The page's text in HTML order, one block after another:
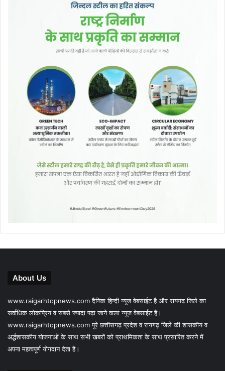
About Us
www.raigarhtopnews.com दैनिक हिन्दी न्यूज वेबसाईट है और रायगढ़ जिले का
सर्वाधिक लोकप्रिय व सबसे ज्यादा पढ़ा जाने वाला न्यूज वेबसाईट है।
www.raigarhtopnews.com पूरे छत्तीसगढ़ प्रदेश व रायगढ़ जिले की शासकीय व
अर्द्धशासकीय योजनाओं के साथ सभी खबरों को प्राथमिकता के साथ प्रसारित करने में
अपना महत्वपूर्ण योगदान देता है।